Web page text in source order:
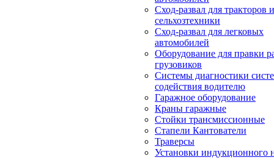
Сход-развал для тракторов и
сельхозтехники
Сход-развал для легковых
автомобилей
Оборудование для правки
грузовиков
Системы диагностики
содействия водителю
Гаражное оборудование
Краны гаражные
Стойки трансмиссионные
Стапели Кантователи
Траверсы
Установки индукционного